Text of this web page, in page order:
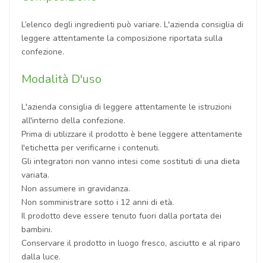
L’elenco degli ingredienti può variare. L'azienda consiglia di
leggere attentamente la composizione riportata sulla
confezione.
Modalità D'uso
L'azienda consiglia di leggere attentamente le istruzioni
all'interno della confezione.
Prima di utilizzare il prodotto è bene leggere attentamente
l'etichetta per verificarne i contenuti.
Gli integratori non vanno intesi come sostituti di una dieta
variata.
Non assumere in gravidanza.
Non somministrare sotto i 12 anni di età.
Il prodotto deve essere tenuto fuori dalla portata dei
bambini.
Conservare il prodotto in luogo fresco, asciutto e al riparo
dalla luce.